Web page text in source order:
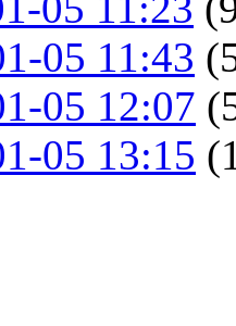
05 11:43
05 12:07
05 13:15